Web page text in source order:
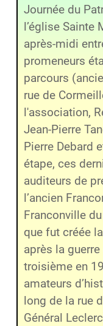
Journée du
l’église
après-midi
promeneurs
parcours
rue de
l'association,
Jean-Pierre
Pierre Debard
étape, ces
auditeurs de
l’ancien
Franconville
que fut créée
après la
troisième en
amateurs
long de la rue
Général